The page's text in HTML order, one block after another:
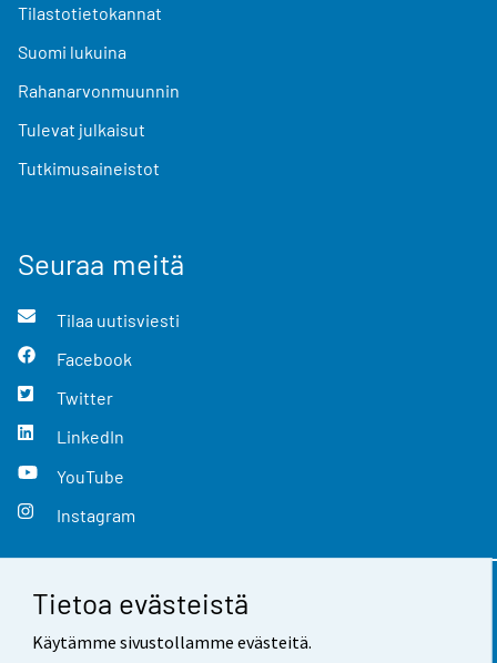
Tietoa evästeistä
Käytämme sivustollamme evästeitä.
Tilastotietokannat
Suomi lukuina
Rahanarvonmuunnin
Tulevat julkaisut
Tutkimusaineistot
Seuraa meitä
Tilaa uutisviesti
Facebook
Twitter
LinkedIn
YouTube
Instagram
Yhteystiedot
Palaute